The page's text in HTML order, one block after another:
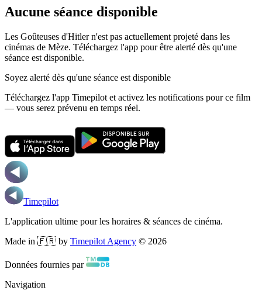
Aucune séance disponible
Les Goûteuses d'Hitler n'est pas actuellement projeté dans les
cinémas de Mèze. Téléchargez l'app pour être alerté dès qu'une
séance est disponible.
Soyez alerté dès qu'une séance est disponible
Téléchargez l'app Timepilot et activez les notifications pour ce film
— vous serez prévenu en temps réel.
Timepilot
L'application ultime pour les horaires & séances de cinéma.
Made in 🇫🇷 by Timepilot Agency © 2026
Données fournies par
Navigation